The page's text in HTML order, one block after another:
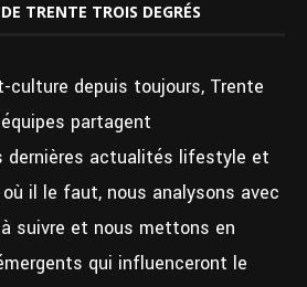
TRENTE TROIS DEGRÉS
depuis toujours, Trente
partagent
dernières actualités lifestyle et
il le faut, nous analysons avec
suivre et nous mettons en
qui influenceront le